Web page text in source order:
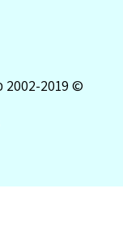
© 2002-2019 כל הזכויות שמורות לפסיכולוגיה עברית